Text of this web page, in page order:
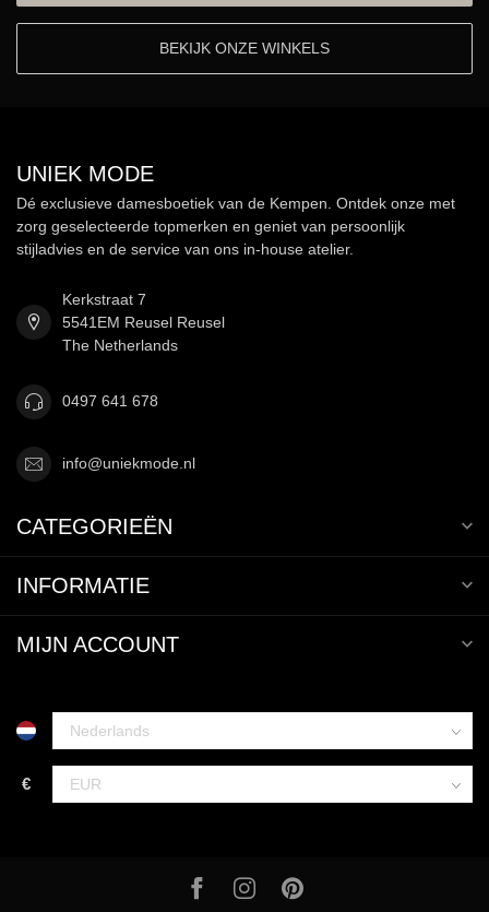
BEKIJK ONZE WINKELS
UNIEK MODE
Dé exclusieve damesboetiek van de Kempen. Ontdek onze met
zorg geselecteerde topmerken en geniet van persoonlijk
stijladvies en de service van ons in-house atelier.
Kerkstraat 7
5541EM Reusel Reusel
The Netherlands
0497 641 678
info@uniekmode.nl
CATEGORIEËN
INFORMATIE
MIJN ACCOUNT
€